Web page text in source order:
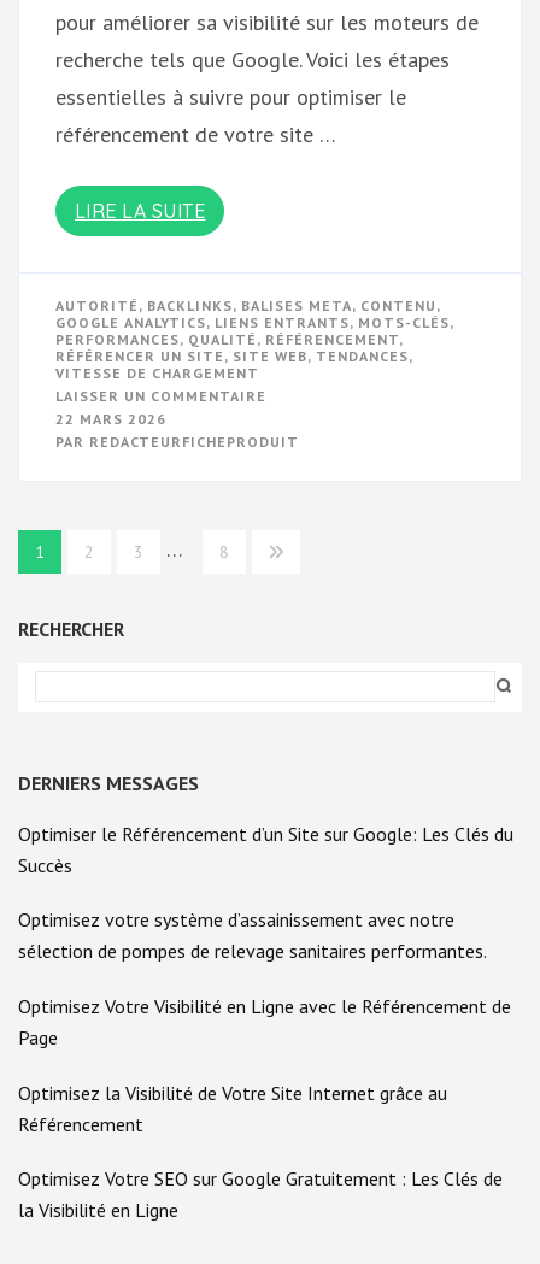
pour améliorer sa visibilité sur les moteurs de
recherche tels que Google. Voici les étapes
essentielles à suivre pour optimiser le
référencement de votre site …
LIRE LA SUITE
AUTORITÉ , BACKLINKS, BALISES META, CONTENU ,
GOOGLE ANALYTICS, LIENS ENTRANTS, MOTS-CLÉS,
PERFORMANCES, QUALITÉ , RÉFÉRENCEMENT,
RÉFÉRENCER UN SITE , SITE WEB, TENDANCES,
VITESSE DE CHARGEMENT
LAISSER UN COMMENTAIRE
RÉFÉRENCEMENT
LES
CLÉS
22 MARS 2026
PAR REDACTEURFICHEPRODUIT
Navigation
des
articles
1 2 3 … 8
RECHERCHER
DERNIERS MESSAGES
Optimiser le Référencement d’un Site sur Google: Les Clés du
Succès
Optimisez votre système d’assainissement avec notre
sélection de pompes de relevage sanitaires performantes.
Optimisez Votre Visibilité en Ligne avec le Référencement de
Page
Optimisez la Visibilité de Votre Site Internet grâce au
Référencement
Optimisez Votre SEO sur Google Gratuitement : Les Clés de
la Visibilité en Ligne